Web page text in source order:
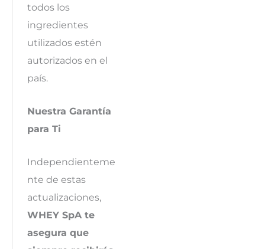
todos los
ingredientes
utilizados estén
autorizados en el
país.
Nuestra Garantía
para Ti
Independienteme
nte de estas
actualizaciones,
WHEY SpA te
asegura que